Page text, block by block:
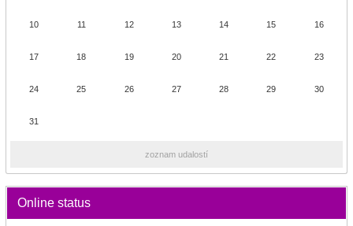
10 11 12 13 14 15 16
17 18 19 20 21 22 23
24 25 26 27 28 29 30
31
zoznam udalostí
Online status